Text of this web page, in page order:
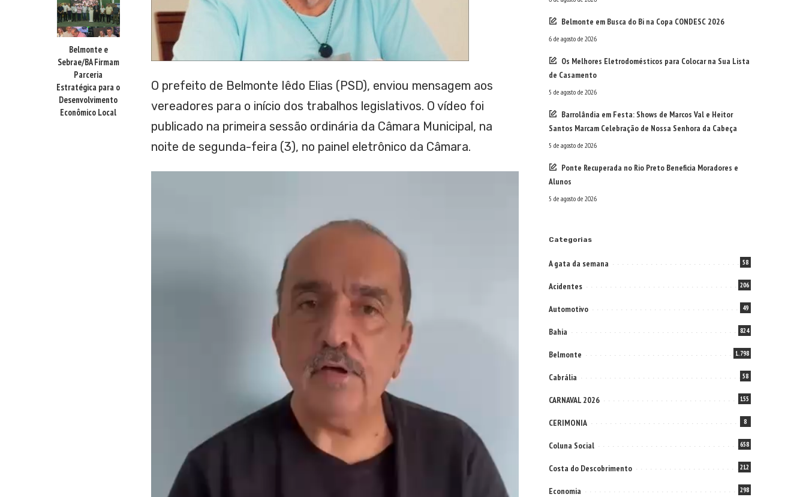
Belmonte e
Sebrae/BA Firmam
Parceria
Estratégica para o
Desenvolvimento
Econômico Local
O prefeito de Belmonte Iêdo Elias (PSD), enviou mensagem aos
vereadores para o início dos trabalhos legislativos. O vídeo foi
publicado na primeira sessão ordinária da Câmara Municipal, na
noite de segunda-feira (3), no painel eletrônico da Câmara.
Belmonte em Busca do Bi na Copa CONDESC 2026
6 de agosto de 2026
Os Melhores Eletrodomésticos para Colocar na Sua Lista
de Casamento
5 de agosto de 2026
Barrolândia em Festa: Shows de Marcos Val e Heitor
Santos Marcam Celebração de Nossa Senhora da Cabeça
5 de agosto de 2026
Ponte Recuperada no Rio Preto Beneficia Moradores e
Alunos
5 de agosto de 2026
Categorias
A gata da semana 58
Acidentes 206
Automotivo 49
Bahia 824
Belmonte 1.798
Cabrália 58
CARNAVAL 2026 155
CERIMONIA 8
Coluna Social 658
Costa do Descobrimento 212
Economia 298